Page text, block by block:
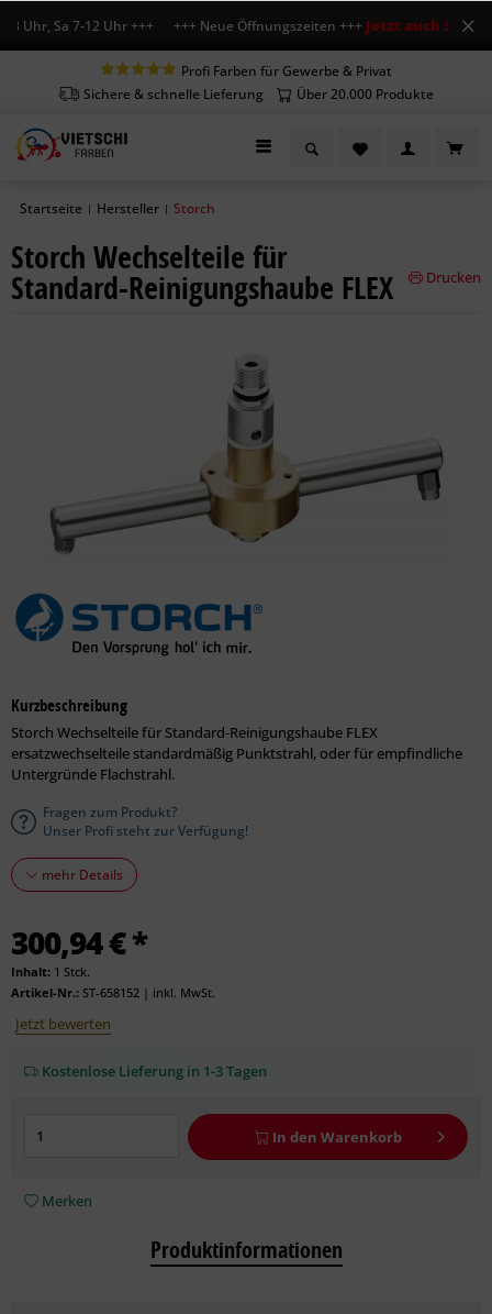
Uhr, Sa 7-12 Uhr +++ +++ Neue Öffnungszeiten +++Jetzt auch Sa
Profi Farben für Gewerbe & Privat
Sichere & schnelle Lieferung
Über 20.000 Produkte
Startseite | Hersteller | Storch
Storch Wechselteile für
Standard-Reinigungshaube FLEX Drucken
Kurzbeschreibung
Storch Wechselteile für Standard-Reinigungshaube FLEX
ersatzwechselteile standardmäßig Punktstrahl, oder für empfindliche
Untergründe Flachstrahl.
Fragen zum Produkt?
Unser Profi steht zur Verfügung!
mehr Details
300,94 € *
Inhalt: 1 Stck.
Artikel-Nr.: ST-658152 | inkl. MwSt.
Jetzt bewerten
Kostenlose Lieferung in 1-3 Tagen
In den Warenkorb
Merken
Produktinformationen